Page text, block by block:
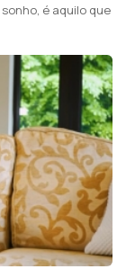
é aquilo que